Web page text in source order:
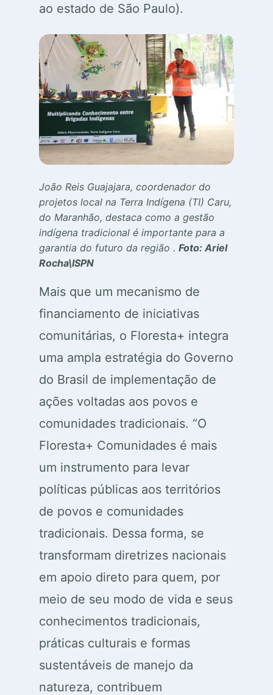
ao estado de São Paulo).
João Reis Guajajara, coordenador do
projetos local na Terra Indígena (TI) Caru,
do Maranhão, destaca como a gestão
indígena tradicional é importante para a
garantia do futuro da região . Foto: Ariel
Rocha\ISPN
Mais que um mecanismo de
financiamento de iniciativas
comunitárias, o Floresta+ integra
uma ampla estratégia do Governo
do Brasil de implementação de
ações voltadas aos povos e
comunidades tradicionais. “O
Floresta+ Comunidades é mais
um instrumento para levar
políticas públicas aos territórios
de povos e comunidades
tradicionais. Dessa forma, se
transformam diretrizes nacionais
em apoio direto para quem, por
meio de seu modo de vida e seus
conhecimentos tradicionais,
práticas culturais e formas
sustentáveis de manejo da
natureza, contribuem